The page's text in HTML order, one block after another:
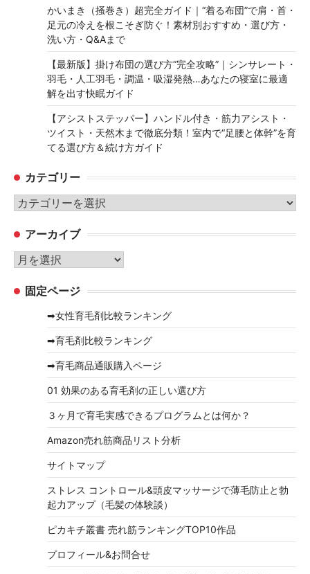
かいまき（掻巻き）超完全ガイド｜“着る布団”で肩・首・
足元の冷えを根こそぎ防ぐ！素材別おすすめ・選び方・
洗い方・Q&Aまで
【最新版】掛け布団の選び方“完全攻略”｜シンサレート・
羽毛・人工羽毛・調温・吸湿発熱…あなたの寝室に最適
解を出す快眠ガイド
【アシストステッパー】ハンドル付き・筋力アシスト・
ツイスト・天然木まで徹底分類！室内で“足腰と体幹”を育
てる選び方＆続け方ガイド
カテゴリー
カ
ゴ
リ
ー
アーカイブ
ア
カ 固定ページ
➡女性育毛剤比較ランキング
➡育毛剤比較ランキング
➡育毛商品通販購入ページ
01 効果のある育毛剤の正しい選び方
３ヶ月で育毛実感できるプログラムとは何か？
Amazon売れ筋商品リスト分析
サイトマップ
ストレス コントロール&頭皮マッサージで薄毛防止と勃
起力アップ（毛髪の体験談）
ピカキチ叢書 売れ筋ランキングTOP10作品
プロフィール&お問合せ